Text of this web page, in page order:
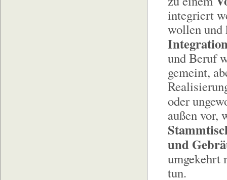
integriert
wollen und
und Beruf
gemeint,
oder
außen vor,
und
umgekehrt
tun.